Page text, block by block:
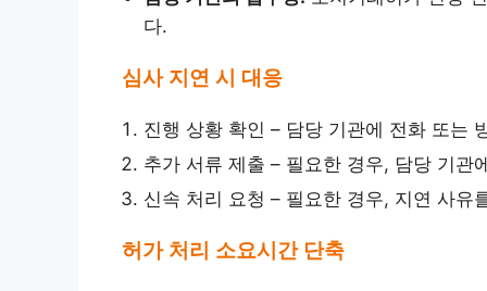
다.
심사 지연 시 대응
진행 상황 확인 – 담당 기관에 전화 또는
추가 서류 제출 – 필요한 경우, 담당 기관
신속 처리 요청 – 필요한 경우, 지연 사유
허가 처리 소요시간 단축